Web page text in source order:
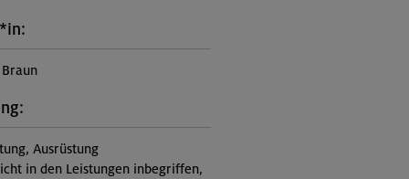
Ausrüstung
in den Leistungen inbegriffen,